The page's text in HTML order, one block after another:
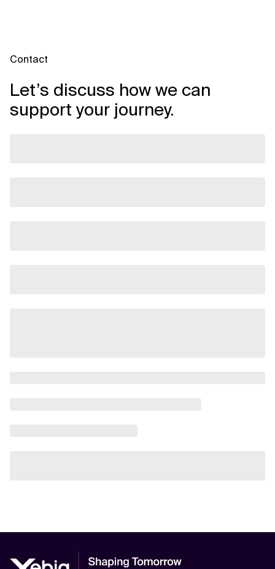
Contact
Let’s discuss how we can
support your journey.